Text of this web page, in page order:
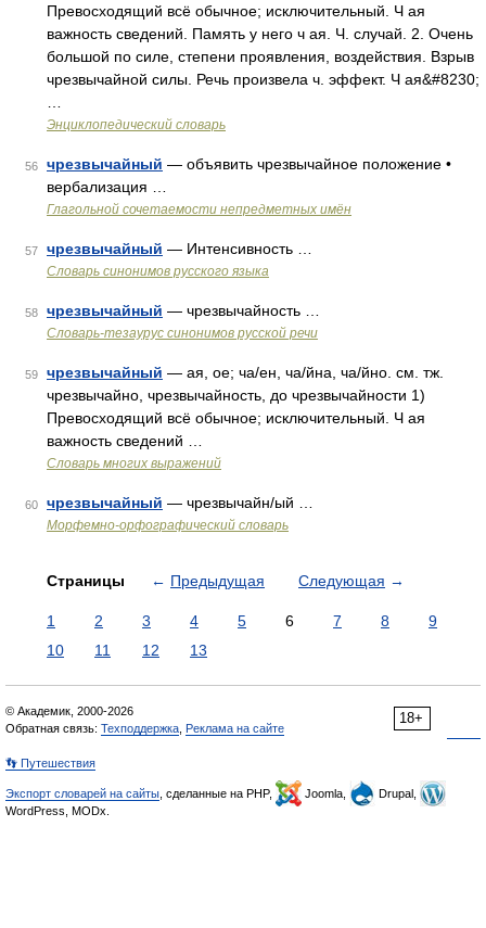
Превосходящий всё обычное; исключительный. Ч ая
важность сведений. Память у него ч ая. Ч. случай. 2. Очень
большой по силе, степени проявления, воздействия. Взрыв
чрезвычайной силы. Речь произвела ч. эффект. Ч ая&#8230;
Энциклопедический словарь
56 чрезвычайный — объявить чрезвычайное положение •
вербализация …
Глагольной сочетаемости непредметных имён
57 чрезвычайный — Интенсивность …
Словарь синонимов русского языка
58 чрезвычайный — чрезвычайность …
Словарь-тезаурус синонимов русской речи
59 чрезвычайный — ая, ое; ча/ен, ча/йна, ча/йно. см. тж.
чрезвычайно, чрезвычайность, до чрезвычайности 1)
Превосходящий всё обычное; исключительный. Ч ая
важность сведений …
Словарь многих выражений
60 чрезвычайный — чрезвычайн/ый …
Морфемно-орфографический словарь
Страницы ← Предыдущая Следующая →
1 2 3 4 5 6 7 8
9
10
11 12 13
18+
© Академик, 2000-2026
Обратная связь: Техподдержка Реклама на сайте
👣 Путешествия
Экспорт словарей на сайты , сделанные на PHP, Joomla,
Drupal,
WordPress, MODx.